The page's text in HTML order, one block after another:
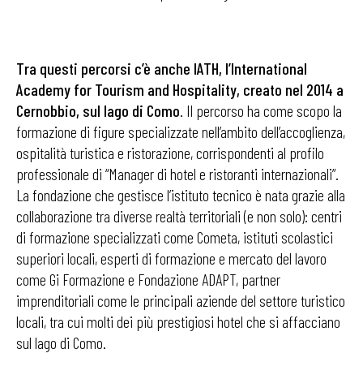
Tra questi percorsi c’è anche IATH, l’International
Academy for Tourism and Hospitality, creato nel 2014 a
Cernobbio, sul lago di Como. Il percorso ha come scopo la
formazione di figure specializzate nell’ambito dell’accoglienza,
ospitalità turistica e ristorazione, corrispondenti al profilo
professionale di “Manager di hotel e ristoranti internazionali”.
La fondazione che gestisce l’istituto tecnico è nata grazie alla
collaborazione tra diverse realtà territoriali (e non solo): centri
di formazione specializzati come Cometa, istituti scolastici
superiori locali, esperti di formazione e mercato del lavoro
come Gi Formazione e Fondazione ADAPT, partner
imprenditoriali come le principali aziende del settore turistico
locali, tra cui molti dei più prestigiosi hotel che si affacciano
sul lago di Como.